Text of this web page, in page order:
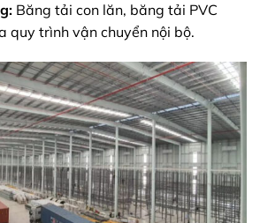
Băng tải con lăn, băng tải PVC
quy trình vận chuyển nội bộ.